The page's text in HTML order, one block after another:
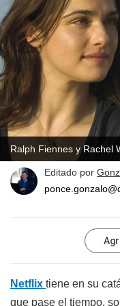
Ralph Fiennes y Rachel
Editado por
Netflix tiene en su
que pase el tiempo,